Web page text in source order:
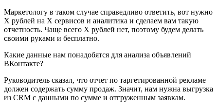
Маркетологу в таком случае справедливо ответить, вот нужно
Х рублей на Х сервисов и аналитика и сделаем вам такую
отчетность. Чаще всего Х рублей нет, поэтому будем делать
своими руками и бесплатно.
Какие данные нам понадобятся для анализа объявлений
ВКонтакте?
Руководитель сказал, что отчет по таргетированной рекламе
должен содержать сумму продаж. Значит, нам нужна выгрузка
из CRM с данными по сумме и отгруженным заявкам.